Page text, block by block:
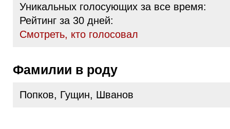
Уникальных голосующих за все время:
Рейтинг за 30 дней:
Cмотреть, кто голосовал
Фамилии в роду
Попков, Гущин, Шванов